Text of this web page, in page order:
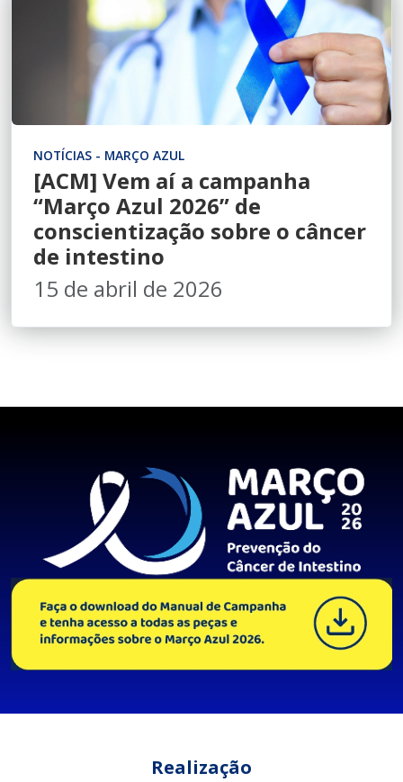
NOTÍCIAS - MARÇO AZUL
[ACM] Vem aí a campanha
“Março Azul 2026” de
conscientização sobre o câncer
de intestino
15 de abril de 2026
Realização